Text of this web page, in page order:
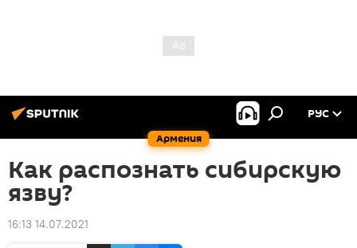
Армения
РУС
Как распознать сибирскую
язву?
16:13 14.07.2021